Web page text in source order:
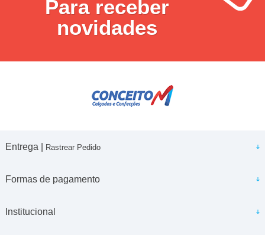
Para receber
novidades
Entrega | Rastrear Pedido
Formas de pagamento
Institucional